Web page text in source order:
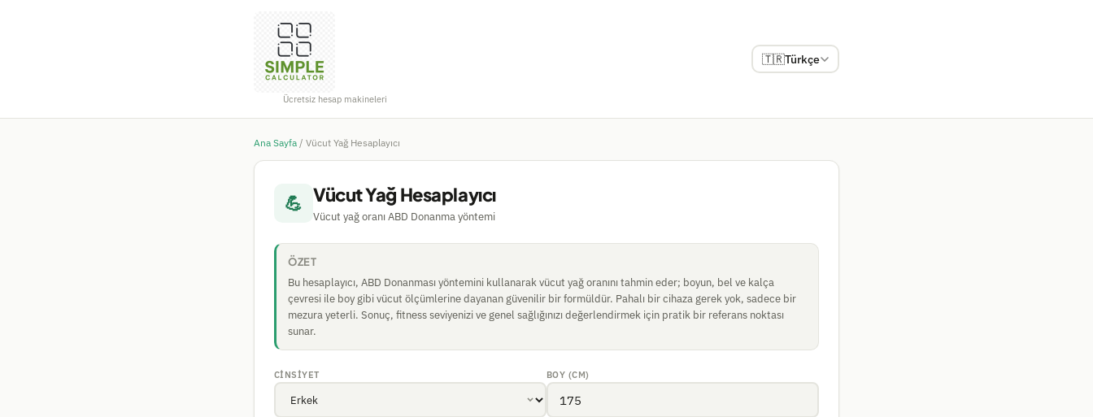
Ücretsiz hesap makineleri
🇹🇷Türkçe
Ana Sayfa / Vücut Yağ Hesaplayıcı
💪 Vücut Yağ Hesaplayıcı
Vücut yağ oranı ABD Donanma yöntemi
ÖZET
Bu hesaplayıcı, ABD Donanması yöntemini kullanarak vücut yağ oranını tahmin eder; boyun, bel ve kalça
çevresi ile boy gibi vücut ölçümlerine dayanan güvenilir bir formüldür. Pahalı bir cihaza gerek yok, sadece bir
mezura yeterli. Sonuç, fitness seviyenizi ve genel sağlığınızı değerlendirmek için pratik bir referans noktası
sunar.
CINSIYET BOY (CM)